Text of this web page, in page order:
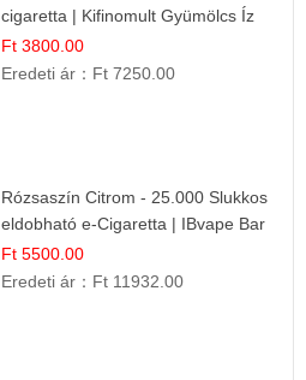
cigaretta | Kifinomult Gyümölcs Íz
Ft 3800.00
Eredeti ár： Ft 7250.00
Rózsaszín Citrom - 25.000 Slukkos
eldobható e-Cigaretta | IBvape Bar
Ft 5500.00
Eredeti ár： Ft 11932.00